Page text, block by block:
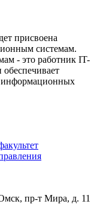
присвоена
системам.
- это работник IT-
обеспечивает
информационных
пр-т Мира, д. 11